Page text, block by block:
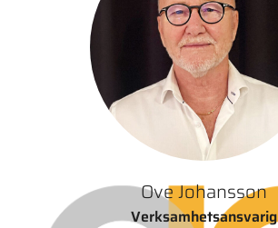
Ove Johansson
Verksamhetsansvarig